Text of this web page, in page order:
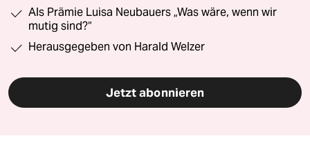
Als Prämie Luisa Neubauers „Was wäre, wenn wir
mutig sind?“
Herausgegeben von Harald Welzer
Jetzt abonnieren